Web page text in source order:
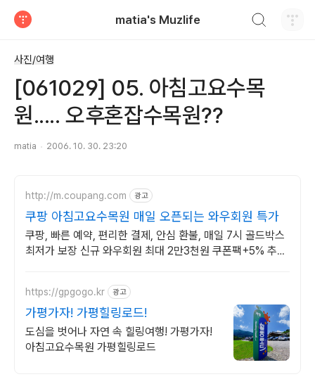
matia's Muzlife
사진/여행
[061029] 05. 아침고요수목
원..... 오후혼잡수목원??
matia 2006. 10. 30. 23:20
http://m.coupang.com 광고
쿠팡 아침고요수목원 매일 오픈되는 와우회원 특가
쿠팡, 빠른 예약, 편리한 결제, 안심 환불, 매일 7시 골드박스
최저가 보장 신규 와우회원 최대 2만3천원 쿠폰팩+5% 추가
https://gpgogo.kr 광고
가평가자! 가평힐링로드!
도심을 벗어나 자연 속 힐링여행! 가평가자!
아침고요수목원 가평힐링로드